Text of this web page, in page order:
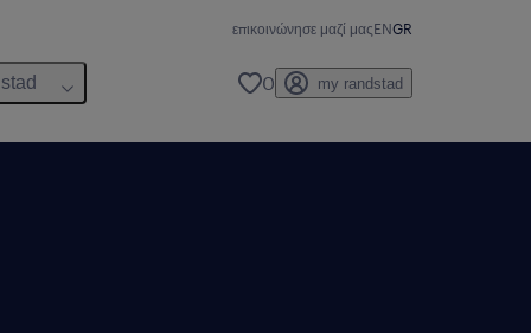
επικοινώνησε μαζί μαςENGR
0 my randstad